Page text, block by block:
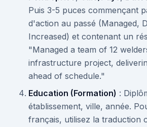
Puis 3-5 puces commençant
d'action au passé (Managed,
Increased) et contenant un
"Managed a team of 12
infrastructure project,
ahead of schedule."
Education (Formation) :
établissement, ville, année.
français, utilisez la traduction